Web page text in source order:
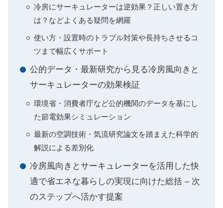
冷房にサーキュレーターは逆効果？正しい置き方
は？などよくある疑問を網羅
使い方・設置時のトラブル対策や長持ちさせるコ
ツまで幅広くサポート
公的データ・最新研究から見る冷房風向きと
サーキュレーターの効果検証
環境省・消費者庁など公的機関のデータを基にし
た節電効果シミュレーション
最新の空調技術・気流研究論文を踏まえた科学的
解説による差別化
冷房風向きとサーキュレーターを活用した快
適で省エネな暮らしの実現に向けた総括 – 次
のステップへ活かす提案